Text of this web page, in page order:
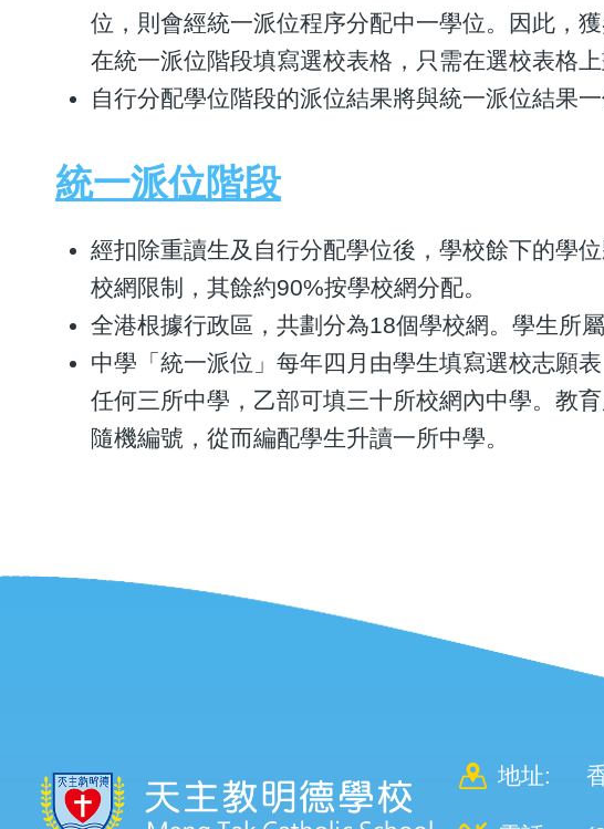
位，則會經統一派位程序分配中一學位。因此，
在統一派位階段填寫選校表格，只需在選校表格上
自行分配學位階段的派位結果將與統一派位結果一
統一派位階段
經扣除重讀生及自行分配學位後，學校餘下的學
校網限制，其餘約90%按學校網分配。
全港根據行政區，共劃分為18個學校網。學生所
中學「統一派位」每年四月由學生填寫選校志願
任何三所中學，乙部可填三十所校網內中學。教
隨機編號，從而編配學生升讀一所中學。
地址: